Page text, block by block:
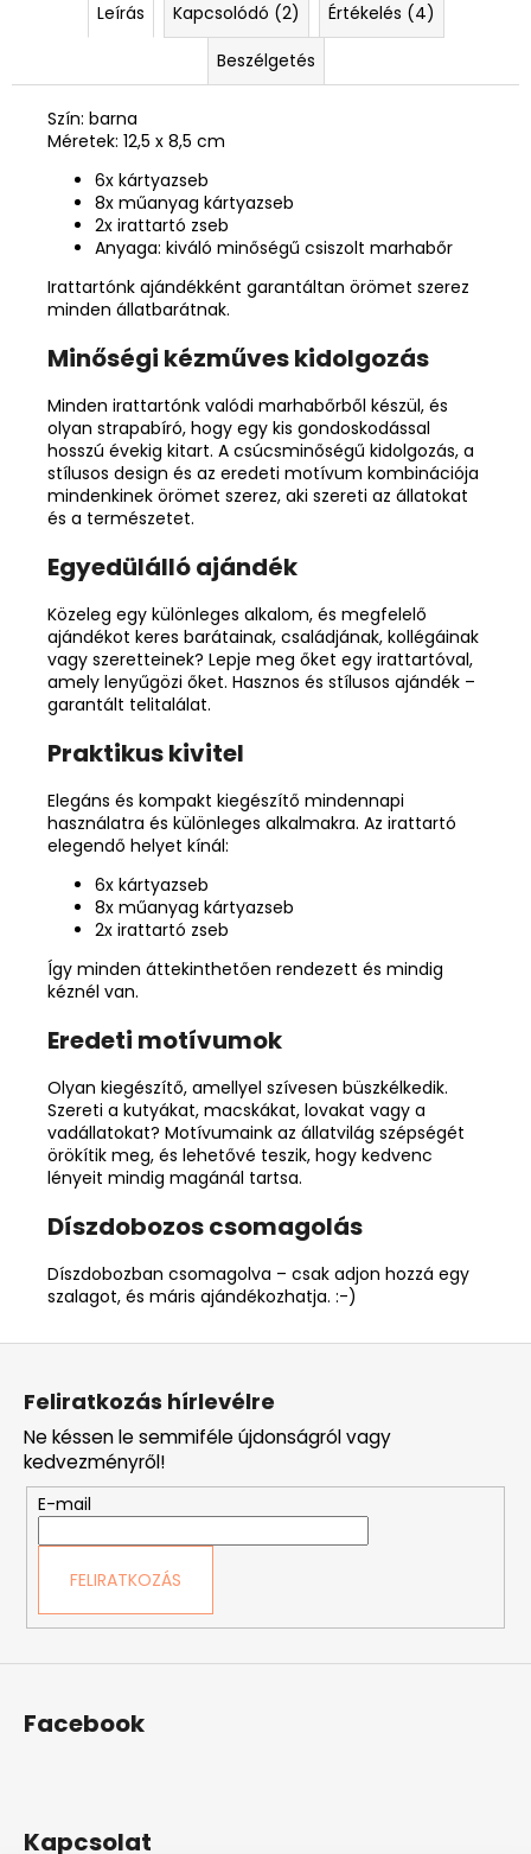
Leírás Kapcsolódó (2)
Értékelés (4)
Beszélgetés
Szín: barna
Méretek: 12,5 x 8,5 cm
6x kártyazseb
8x műanyag kártyazseb
2x irattartó zseb
Anyaga: kiváló minőségű csiszolt marhabőr
Irattartónk ajándékként garantáltan örömet szerez
minden állatbarátnak.
Minőségi kézműves kidolgozás
Minden irattartónk valódi marhabőrből készül, és
olyan strapabíró, hogy egy kis gondoskodással
hosszú évekig kitart. A csúcsminőségű kidolgozás, a
stílusos design és az eredeti motívum kombinációja
mindenkinek örömet szerez, aki szereti az állatokat
és a természetet.
Egyedülálló ajándék
Közeleg egy különleges alkalom, és megfelelő
ajándékot keres barátainak, családjának, kollégáinak
vagy szeretteinek? Lepje meg őket egy irattartóval,
amely lenyűgözi őket. Hasznos és stílusos ajándék –
garantált telitalálat.
Praktikus kivitel
Elegáns és kompakt kiegészítő mindennapi
használatra és különleges alkalmakra. Az irattartó
elegendő helyet kínál:
6x kártyazseb
8x műanyag kártyazseb
2x irattartó zseb
Így minden áttekinthetően rendezett és mindig
kéznél van.
Eredeti motívumok
Olyan kiegészítő, amellyel szívesen büszkélkedik.
Szereti a kutyákat, macskákat, lovakat vagy a
vadállatokat? Motívumaink az állatvilág szépségét
örökítik meg, és lehetővé teszik, hogy kedvenc
lényeit mindig magánál tartsa.
Díszdobozos csomagolás
Díszdobozban csomagolva – csak adjon hozzá egy
szalagot, és máris ajándékozhatja. :-)
Feliratkozás hírlevélre
Ne késsen le semmiféle újdonságról vagy
kedvezményről!
E-mail
FELIRATKOZÁS
Facebook
Kapcsolat